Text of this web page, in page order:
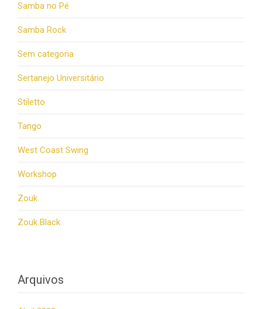
Samba no Pé
Samba Rock
Sem categoria
Sertanejo Universitário
Stiletto
Tango
West Coast Swing
Workshop
Zouk
Zouk Black
Arquivos